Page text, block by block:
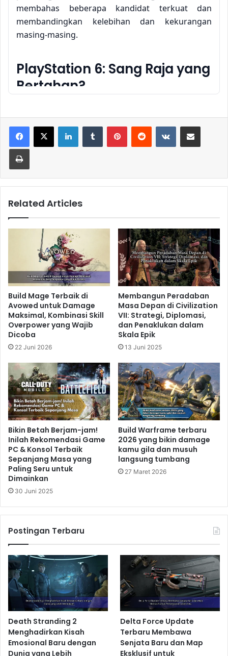
membahas beberapa kandidat terkuat dan
membandingkan kelebihan dan kekurangan
masing-masing.
PlayStation 6: Sang Raja yang
Bertahan?
konsol, diprediksi akan merilis PlayStation 6 pada
tahun 2025. Meskipun detail spesifik masih
dirahasiakan, rumor dan spekulasi menunjukkan
peningkatan signifikan dalam hal grafis,
menggunakan teknologi ray tracing yang lebih
canggih dan resolusi yang jauh lebih tinggi.Game
konsol PlayStation 6
pengalaman bermain yang lebih imersif dan
realistis.
Related Articles
Borderlands 4 Siap Membawa
Revolusi Loot Shooter dengan
Dunia Baru dan Gameplay Lebih
Dinamis
Borderlands 4 Siap Membawa
Revolusi Loot Shooter dengan
Dunia Baru dan Gameplay Lebih
Dinamis
8 menit ago
Doom The Dark Ages Tawarkan
Sensasi FPS Medieval dengan
Pertempuran yang Lebih Brutal
Keunggulan PlayStation 6:
Grafis yang luar biasa.
berkualitas tinggi.
Performa online yang stabil dan handal.
Ekosistem PlayStation yang sudah mapan.
Kekurangan PlayStation 6
(Potensial):
Harga yang mungkin cukup tinggi.
Related Articles
Build Mage Terbaik di
Avowed untuk Damage
Maksimal, Kombinasi Skill
Overpower yang Wajib
Dicoba
22 Juni 2026
Membangun Peradaban
Masa Depan di Civilization
VII: Strategi, Diplomasi,
dan Penaklukan dalam
Skala Epik
13 Juni 2025
Bikin Betah Berjam-jam!
Inilah Rekomendasi Game
PC & Konsol Terbaik
Sepanjang Masa yang
Paling Seru untuk
Dimainkan
30 Juni 2025
Build Warframe terbaru
2026 yang bikin damage
kamu gila dan musuh
langsung tumbang
27 Maret 2026
Postingan Terbaru
Death Stranding 2
Menghadirkan Kisah
Emosional Baru dengan
Dunia yang Lebih
Delta Force Update
Terbaru Membawa
Senjata Baru dan Map
Eksklusif untuk